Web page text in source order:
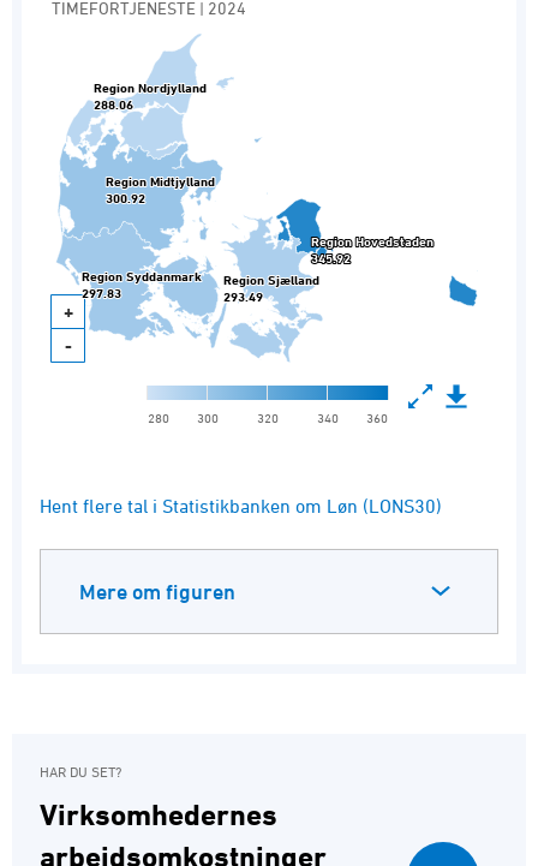
Hent flere tal i Statistikbanken om Løn (LONS30)
Mere om figuren
HAR DU SET?
Virksomhedernes
arbejdsomkostninger